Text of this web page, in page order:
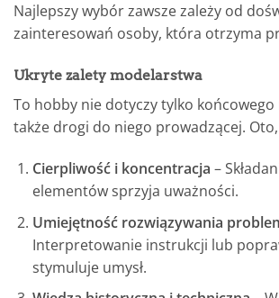
Najlepszy wybór zawsze zależy od
zainteresowań osoby, która otrzyma
Ukryte zalety modelarstwa
To hobby nie dotyczy tylko
także drogi do niego prowadzącej.
Cierpliwość i koncentracja –
elementów sprzyja uważności.
Umiejętność rozwiązywania
Interpretowanie instrukcji lub
stymuluje umysł.